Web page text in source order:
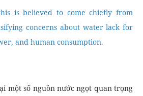
is believed to come chiefly from
concerns about water lack for
and human consumption.
một số nguồn nước ngọt quan trọng